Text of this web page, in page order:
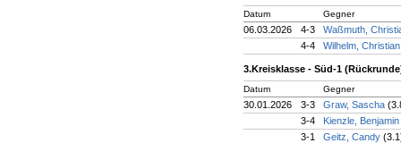
Datum Gegner
06.03.2026 4-3
Waßmuth,
4-4
Wilhelm,
3.Kreisklasse - Süd-1
Datum Gegner
30.01.2026 3-3 Graw, Sascha
3-4
Kienzle, Benjamin
3-1
Geitz, Candy